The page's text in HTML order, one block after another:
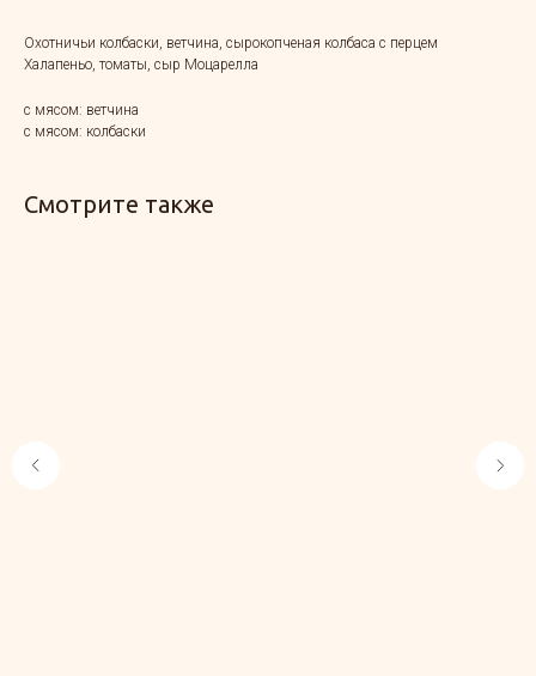
Охотничьи колбаски, ветчина, сырокопченая колбаса с перцем
Халапеньо, томаты, сыр Моцарелла
с мясом: ветчина
с мясом: колбаски
Смотрите также